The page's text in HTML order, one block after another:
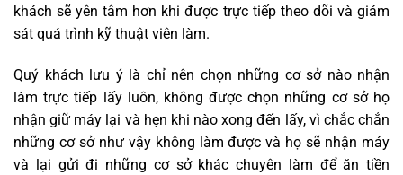
khách sẽ yên tâm hơn khi được trực tiếp theo dõi và giám
sát quá trình kỹ thuật viên làm.
Quý khách lưu ý là chỉ nên chọn những cơ sở nào nhận
làm trực tiếp lấy luôn, không được chọn những cơ sở họ
nhận giữ máy lại và hẹn khi nào xong đến lấy, vì chắc chắn
những cơ sở như vậy không làm được và họ sẽ nhận máy
và lại gửi đi những cơ sở khác chuyên làm để ăn tiền